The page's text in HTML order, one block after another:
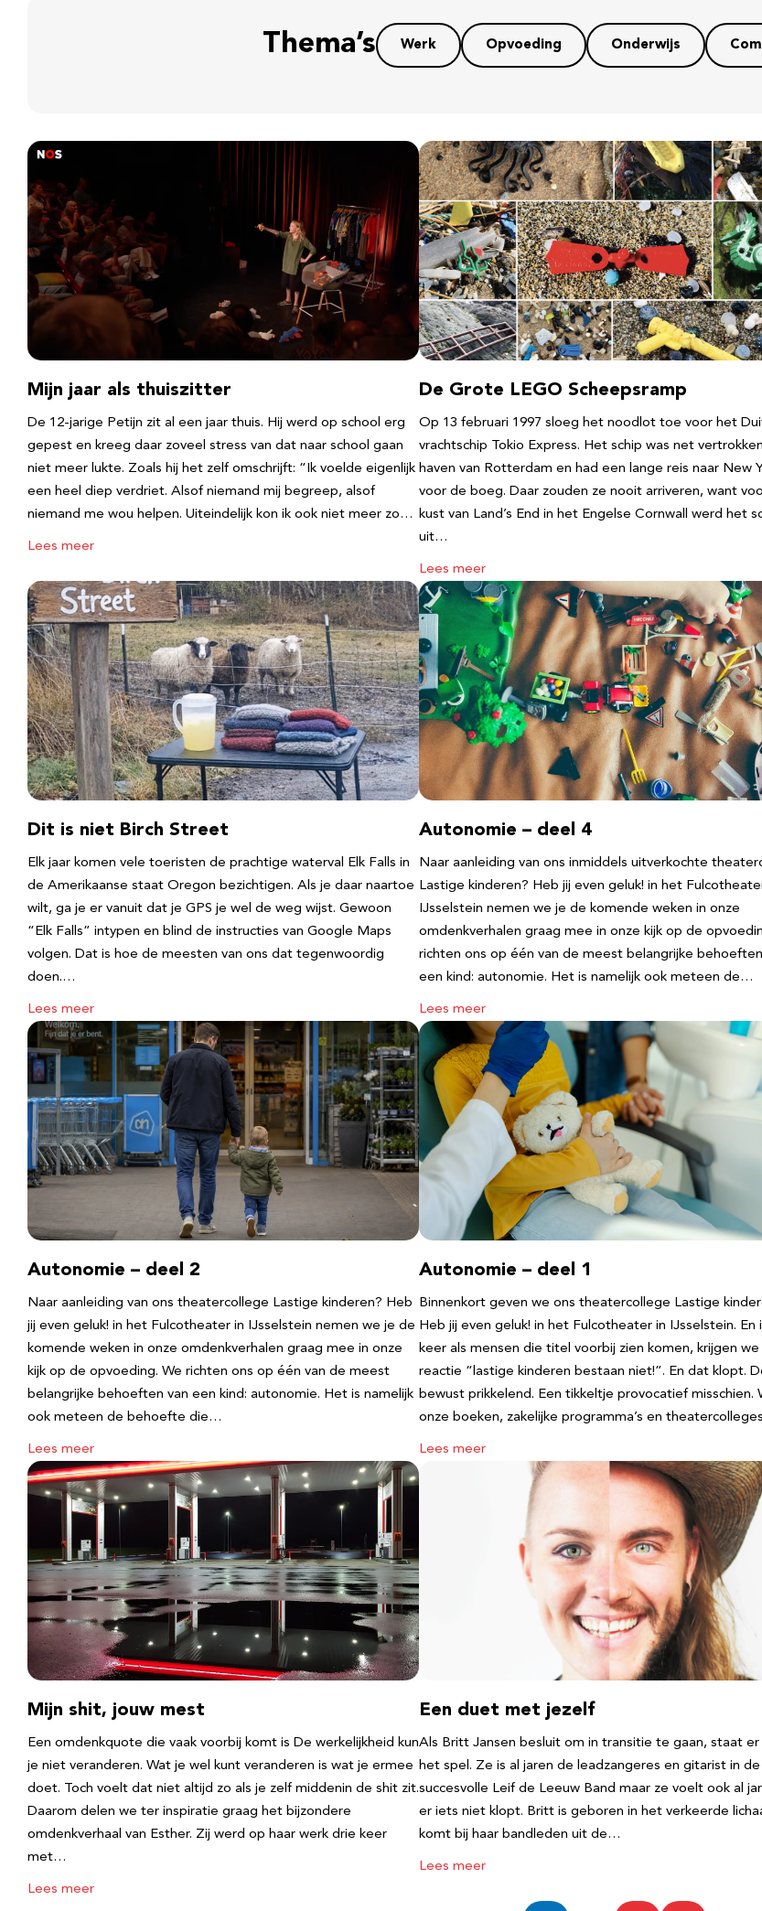
Thema’s Werk Opvoeding Onderwijs
Mijn jaar als thuiszitter
De 12-jarige Petijn zit al een jaar thuis. Hij werd op school erg
gepest en kreeg daar zoveel stress van dat naar school gaan
niet meer lukte. Zoals hij het zelf omschrijft: “Ik voelde eigenlijk
een heel diep verdriet. Alsof niemand mij begreep, alsof
niemand me wou helpen. Uiteindelijk kon ik ook niet meer zo…
Lees meer
De Grote LEGO Scheepsramp
Op 13 februari 1997 sloeg het noodlot toe voor het
vrachtschip Tokio Express. Het schip was net
haven van Rotterdam en had een lange reis naar New
voor de boeg. Daar zouden ze nooit arriveren, want
kust van Land’s End in het Engelse Cornwall werd het
uit…
Lees meer
Dit is niet Birch Street
Elk jaar komen vele toeristen de prachtige waterval Elk Falls in
de Amerikaanse staat Oregon bezichtigen. Als je daar naartoe
wilt, ga je er vanuit dat je GPS je wel de weg wijst. Gewoon
“Elk Falls” intypen en blind de instructies van Google Maps
volgen. Dat is hoe de meesten van ons dat tegenwoordig
doen.…
Lees meer
Autonomie – deel 4
Naar aanleiding van ons inmiddels uitverkochte
Lastige kinderen? Heb jij even geluk! in het
IJsselstein nemen we je de komende weken in onze
omdenkverhalen graag mee in onze kijk op de
richten ons op één van de meest belangrijke
een kind: autonomie. Het is namelijk ook meteen de…
Lees meer
Autonomie – deel 2
Naar aanleiding van ons theatercollege Lastige kinderen? Heb
jij even geluk! in het Fulcotheater in IJsselstein nemen we je de
komende weken in onze omdenkverhalen graag mee in onze
kijk op de opvoeding. We richten ons op één van de meest
belangrijke behoeften van een kind: autonomie. Het is namelijk
ook meteen de behoefte die…
Lees meer
Autonomie – deel 1
Binnenkort geven we ons theatercollege Lastige
Heb jij even geluk! in het Fulcotheater in IJsselstein. En
keer als mensen die titel voorbij zien komen, krijgen we
reactie “lastige kinderen bestaan niet!”. En dat klopt.
bewust prikkelend. Een tikkeltje provocatief misschien.
onze boeken, zakelijke programma’s en
Lees meer
Mijn shit, jouw mest
Een omdenkquote die vaak voorbij komt is De werkelijkheid kun
je niet veranderen. Wat je wel kunt veranderen is wat je ermee
doet. Toch voelt dat niet altijd zo als je zelf middenin de shit zit.
Daarom delen we ter inspiratie graag het bijzondere
omdenkverhaal van Esther. Zij werd op haar werk drie keer
met…
Lees meer
Een duet met jezelf
Als Britt Jansen besluit om in transitie te gaan, staat er
het spel. Ze is al jaren de leadzangeres en gitarist in de
succesvolle Leif de Leeuw Band maar ze voelt ook al
er iets niet klopt. Britt is geboren in het verkeerde
komt bij haar bandleden uit de…
Lees meer